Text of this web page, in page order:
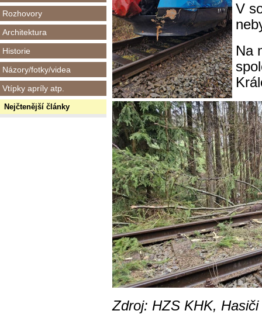
Rozhovory
Architektura
Historie
Názory/fotky/videa
Vtípky apríly atp.
Nejčtenější články
V
Na
Zdroj: HZS KHK,